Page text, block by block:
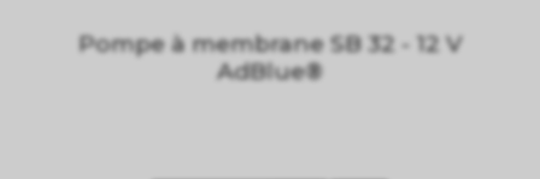
Pompe à membrane SB 32 - 12 V
AdBlue®